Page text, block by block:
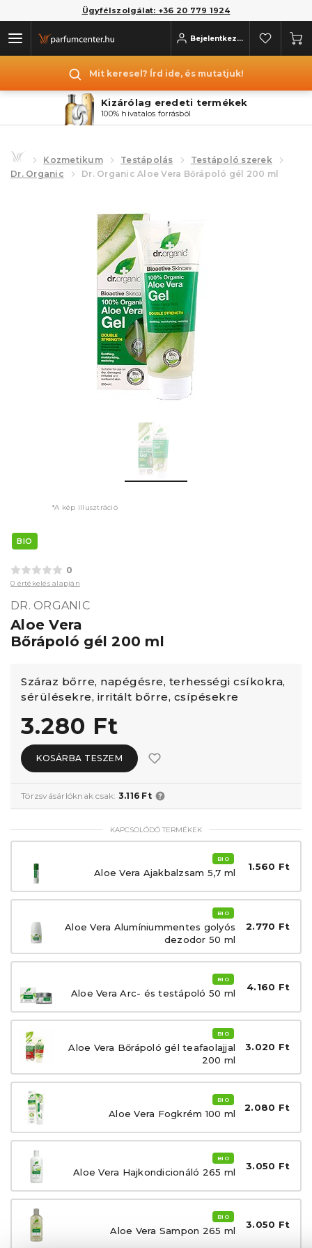
Ügyfélszolgálat: +36 20 779 1924
Bejelentkezés
Mit keresel? Írd ide, és mutatjuk!
Kizárólag eredeti termékek
100% hivatalos forrásból
Kozmetikum Testápolás
Testápoló szerek
Dr. Organic
Dr. Organic Aloe Vera Bőrápoló gél 200 ml
*A kép illusztráció
BIO
0
0 értékelés alapján
DR. ORGANIC
Aloe Vera
Bőrápoló gél 200 ml
Száraz bőrre, napégésre, terhességi csíkokra,
sérülésekre, irritált bőrre, csípésekre
3.280 Ft
KOSÁRBA TESZEM
Törzsvásárlóknak csak: 3.116 Ft
KAPCSOLÓDÓ TERMÉKEK
BIO
Aloe Vera Ajakbalzsam 5,7 ml
1.560 Ft
BIO
Aloe Vera Alumíniummentes golyós
dezodor 50 ml
2.770 Ft
BIO
Aloe Vera Arc- és testápoló 50 ml
4.160 Ft
BIO
Aloe Vera Bőrápoló gél teafaolajjal
200 ml
3.020 Ft
BIO
Aloe Vera Fogkrém 100 ml
2.080 Ft
BIO
Aloe Vera Hajkondicionáló 265 ml
3.050 Ft
BIO
Aloe Vera Sampon 265 ml
3.050 Ft